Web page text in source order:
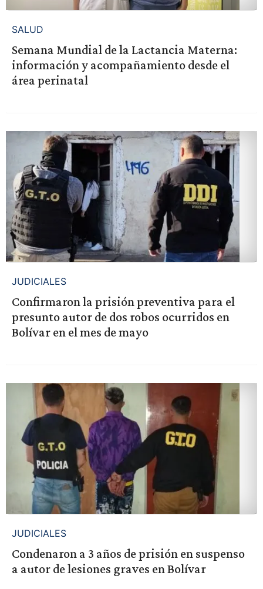
SALUD
Semana Mundial de la Lactancia Materna:
información y acompañamiento desde el
área perinatal
JUDICIALES
Confirmaron la prisión preventiva para el
presunto autor de dos robos ocurridos en
Bolívar en el mes de mayo
JUDICIALES
Condenaron a 3 años de prisión en suspenso
a autor de lesiones graves en Bolívar